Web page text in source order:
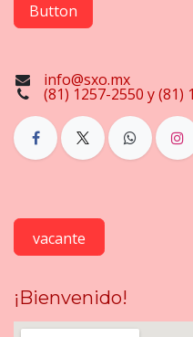
Button
info@sxo.mx
(81) 1257-2550 y (81)
vacante
¡Bienvenido!